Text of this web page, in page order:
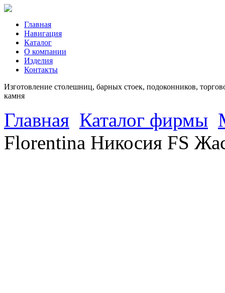
Главная
Навигация
Каталог
О компании
Изделия
Контакты
Изготовление столешниц, барных стоек, подоконников,
камня
Главная Каталог фирмы
Florentina Никосия FS